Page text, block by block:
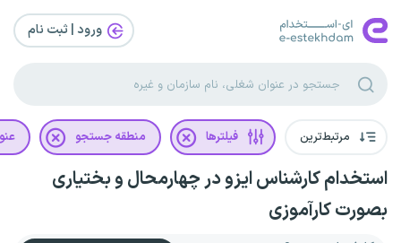
ورود | ثبت‌ نام
مرتبط‌ترین فیلترها منطقه جستجو
استخدام کارشناس ایزو در چهارمحال و بختیاری
بصورت کارآموزی